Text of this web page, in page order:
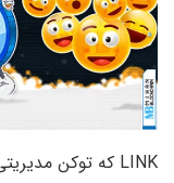
LINK که توکن مدیریتی